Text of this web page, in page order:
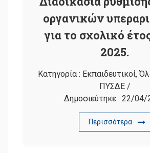
οργανικών
για το σχολικό
2025.
Κατηγορία : Εκπαιδευτικοί,
ΠΥΣΔΕ/
Δημοσιεύτηκε : 22/04/
Περισσότερα